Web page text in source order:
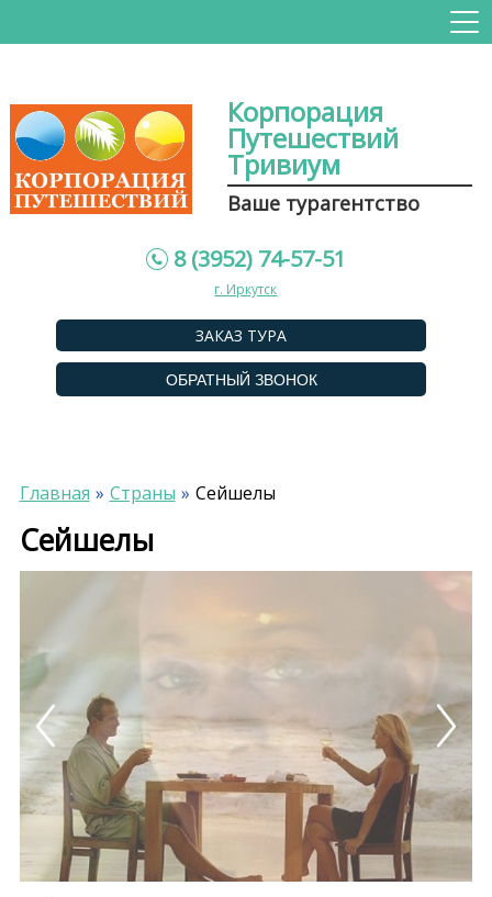
Корпорация
Путешествий
Тривиум
Ваше турагентство
ЗАКАЗ ТУРА
ОБРАТНЫЙ ЗВОНОК
8 (3952) 74-57-51
г. Иркутск
Главная Страны Сейшелы
Сейшелы
Previous Next